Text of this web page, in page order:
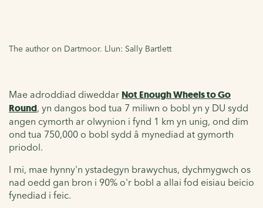
The author on Dartmoor. Llun: Sally Bartlett
Mae adroddiad diweddar Not Enough Wheels to Go
Round, yn dangos bod tua 7 miliwn o bobl yn y DU sydd
angen cymorth ar olwynion i fynd 1 km yn unig, ond dim
ond tua 750,000 o bobl sydd â mynediad at gymorth
priodol.
I mi, mae hynny'n ystadegyn brawychus, dychmygwch os
nad oedd gan bron i 90% o'r bobl a allai fod eisiau beicio
fynediad i feic.